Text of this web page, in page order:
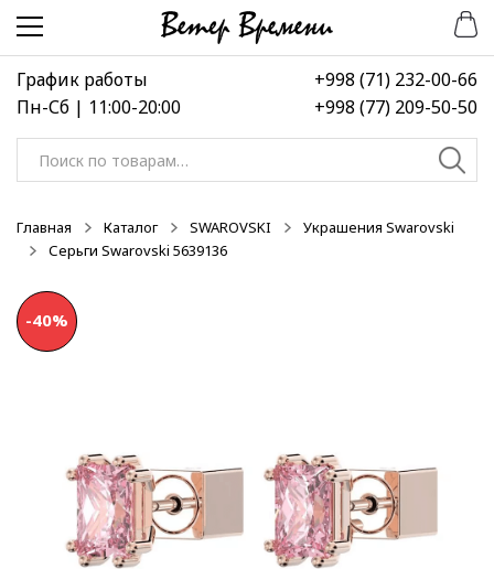
Перейти
навигации
Перейти
содержимому
График работы
Пн-Сб | 11:00-20:00
+998 (71) 232-00-66
+998 (77) 209-50-50
Искать:
Главная Каталог SWAROVSKI
Украшения Swarovski
Серьги Swarovski 5639136
-40%
-40%
-40%
-40%